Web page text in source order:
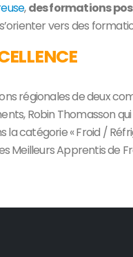
,des formations
vers des
régionales de deux
Robin Thomasson
la catégorie « Froid /
Meilleurs Apprentis de